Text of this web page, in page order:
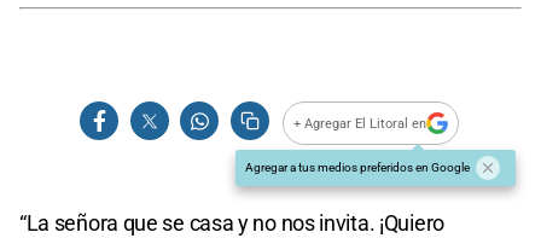
+ Agregar El Litoral en
Agregar a tus medios preferidos en Google
“La señora que se casa y no nos invita. ¡Quiero